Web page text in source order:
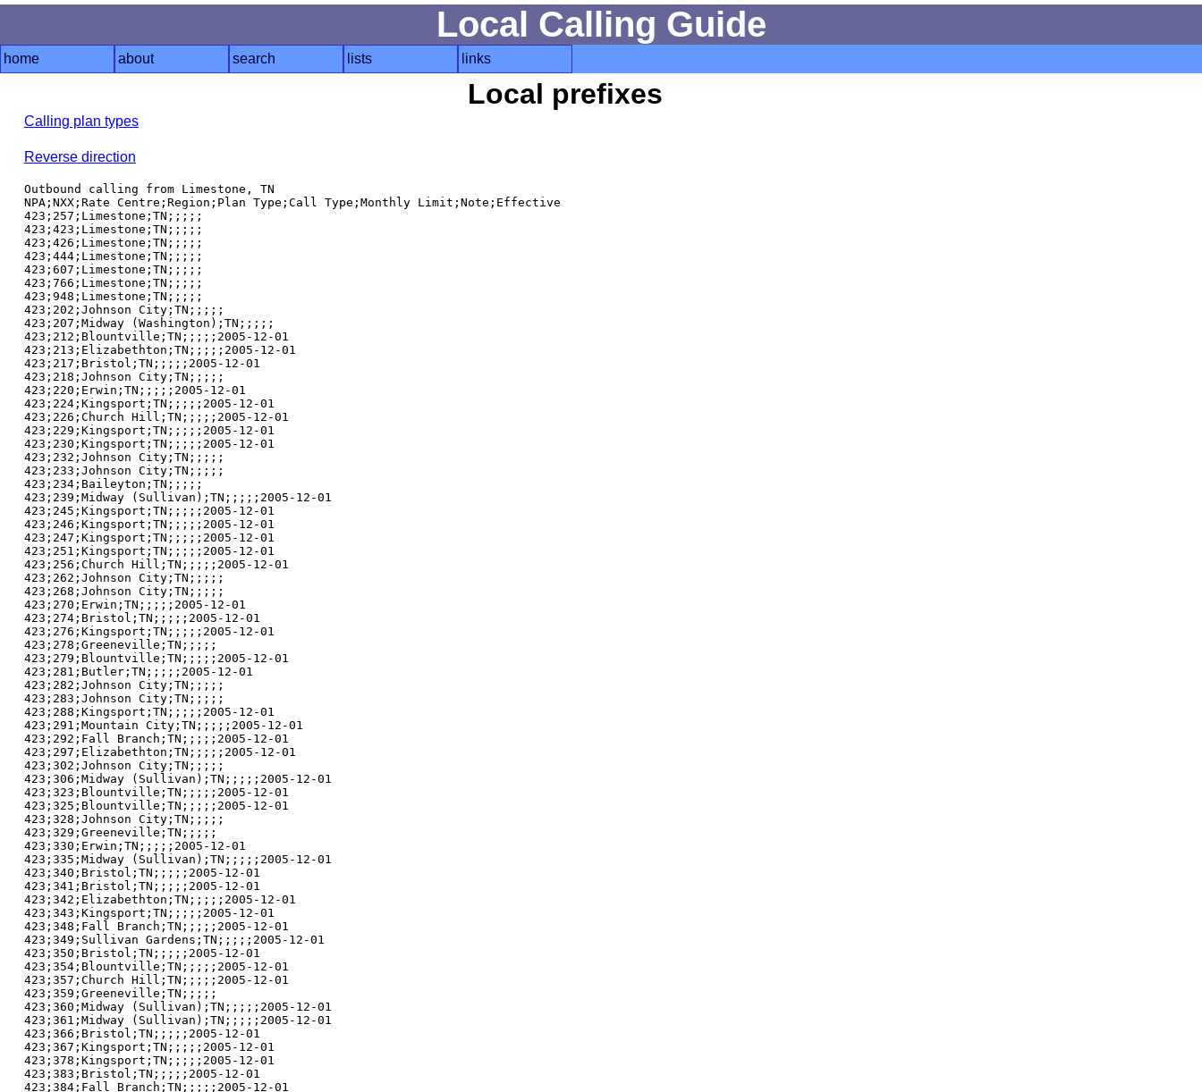
Local Calling Guide
home about search lists links
Local prefixes
Calling plan types
Reverse direction
Outbound calling from Limestone, TN
NPA;NXX;Rate Centre;Region;Plan Type;Call Type;Monthly Limit;Note;Effective
423;257;Limestone;TN;;;;;
423;423;Limestone;TN;;;;;
423;426;Limestone;TN;;;;;
423;444;Limestone;TN;;;;;
423;607;Limestone;TN;;;;;
423;766;Limestone;TN;;;;;
423;948;Limestone;TN;;;;;
423;202;Johnson City;TN;;;;;
423;207;Midway (Washington);TN;;;;;
423;212;Blountville;TN;;;;;2005-12-01
423;213;Elizabethton;TN;;;;;2005-12-01
423;217;Bristol;TN;;;;;2005-12-01
423;218;Johnson City;TN;;;;;
423;220;Erwin;TN;;;;;2005-12-01
423;224;Kingsport;TN;;;;;2005-12-01
423;226;Church Hill;TN;;;;;2005-12-01
423;229;Kingsport;TN;;;;;2005-12-01
423;230;Kingsport;TN;;;;;2005-12-01
423;232;Johnson City;TN;;;;;
423;233;Johnson City;TN;;;;;
423;234;Baileyton;TN;;;;;
423;239;Midway (Sullivan);TN;;;;;2005-12-01
423;245;Kingsport;TN;;;;;2005-12-01
423;246;Kingsport;TN;;;;;2005-12-01
423;247;Kingsport;TN;;;;;2005-12-01
423;251;Kingsport;TN;;;;;2005-12-01
423;256;Church Hill;TN;;;;;2005-12-01
423;262;Johnson City;TN;;;;;
423;268;Johnson City;TN;;;;;
423;270;Erwin;TN;;;;;2005-12-01
423;274;Bristol;TN;;;;;2005-12-01
423;276;Kingsport;TN;;;;;2005-12-01
423;278;Greeneville;TN;;;;;
423;279;Blountville;TN;;;;;2005-12-01
423;281;Butler;TN;;;;;2005-12-01
423;282;Johnson City;TN;;;;;
423;283;Johnson City;TN;;;;;
423;288;Kingsport;TN;;;;;2005-12-01
423;291;Mountain City;TN;;;;;2005-12-01
423;292;Fall Branch;TN;;;;;2005-12-01
423;297;Elizabethton;TN;;;;;2005-12-01
423;302;Johnson City;TN;;;;;
423;306;Midway (Sullivan);TN;;;;;2005-12-01
423;323;Blountville;TN;;;;;2005-12-01
423;325;Blountville;TN;;;;;2005-12-01
423;328;Johnson City;TN;;;;;
423;329;Greeneville;TN;;;;;
423;330;Erwin;TN;;;;;2005-12-01
423;335;Midway (Sullivan);TN;;;;;2005-12-01
423;340;Bristol;TN;;;;;2005-12-01
423;341;Bristol;TN;;;;;2005-12-01
423;342;Elizabethton;TN;;;;;2005-12-01
423;343;Kingsport;TN;;;;;2005-12-01
423;348;Fall Branch;TN;;;;;2005-12-01
423;349;Sullivan Gardens;TN;;;;;2005-12-01
423;350;Bristol;TN;;;;;2005-12-01
423;354;Blountville;TN;;;;;2005-12-01
423;357;Church Hill;TN;;;;;2005-12-01
423;359;Greeneville;TN;;;;;
423;360;Midway (Sullivan);TN;;;;;2005-12-01
423;361;Midway (Sullivan);TN;;;;;2005-12-01
423;366;Bristol;TN;;;;;2005-12-01
423;367;Kingsport;TN;;;;;2005-12-01
423;378;Kingsport;TN;;;;;2005-12-01
423;383;Bristol;TN;;;;;2005-12-01
423;384;Fall Branch;TN;;;;;2005-12-01